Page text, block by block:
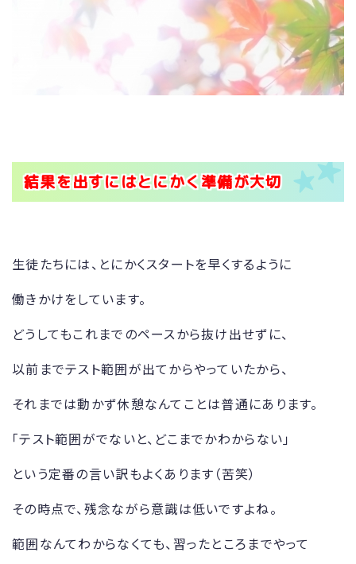
結果を出すにはとにかく準備が大切
生徒たちには、とにかくスタートを早くするように
働きかけをしています。
どうしてもこれまでのペースから抜け出せずに、
以前までテスト範囲が出てからやっていたから、
それまでは動かず休憩なんてことは普通にあります。
「テスト範囲がでないと、どこまでかわからない」
という定番の言い訳もよくあります（苦笑）
その時点で、残念ながら意識は低いですよね。
範囲なんてわからなくても、習ったところまでやって